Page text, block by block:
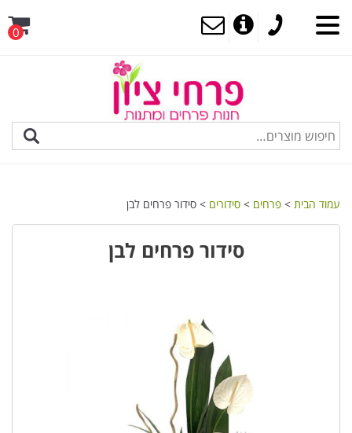
0
עמוד הבית > פרחים > סידורים > סידור פרחים לבן
סידור פרחים לבן